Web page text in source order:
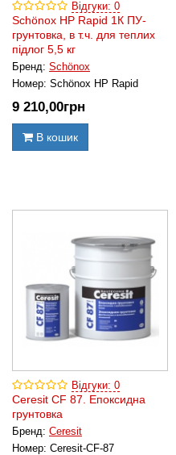
Відгуки: 0
Schönox HP Rapid 1К ПУ-
грунтовка, в т.ч. для теплих
підлог 5,5 кг
Бренд: Schönox
Номер: Schönox HP Rapid
9 210,00грн
В кошик
Відгуки: 0
Ceresit CF 87. Епоксидна
грунтовка
Бренд: Ceresit
Номер: Ceresit-CF-87